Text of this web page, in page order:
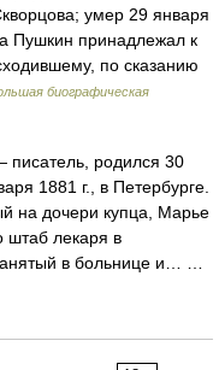
умер 29 января
Пушкин принадлежал к
по сказанию
биографическая
писатель, родился 30
1881 г., в Петербурге.
на дочери купца, Марье
штаб лекаря в
в больнице и… …